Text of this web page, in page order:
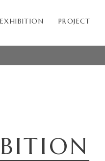
EXHIBITION PROJECT